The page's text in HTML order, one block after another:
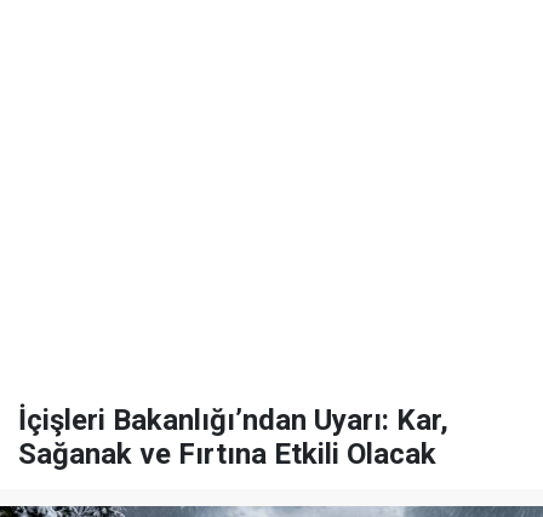
İçişleri Bakanlığı’ndan Uyarı: Kar,
Sağanak ve Fırtına Etkili Olacak